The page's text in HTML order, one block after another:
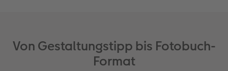
Von Gestaltungstipp bis Fotobuch-
Format